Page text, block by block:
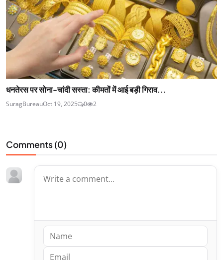
धनतेरस पर सोना-चांदी सस्ता: कीमतों में आई बड़ी गिराव...
SuragBureauOct 19, 2025 0 2
Comments (0)